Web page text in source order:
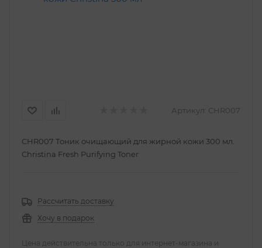
Артикул: CHR007
CHR007 Тоник очищающий для жирной кожи 300 мл.
Christina Fresh Purifying Toner
Рассчитать доставку
Хочу в подарок
Цена действительна только для интернет-магазина и